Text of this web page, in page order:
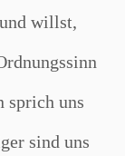
willst,
sprich uns
sind uns